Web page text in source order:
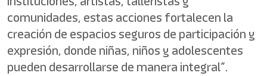
comunidades, estas acciones fortalecen la
creación de espacios seguros de participación y
expresión, donde niñas, niños y adolescentes
pueden desarrollarse de manera integral”.